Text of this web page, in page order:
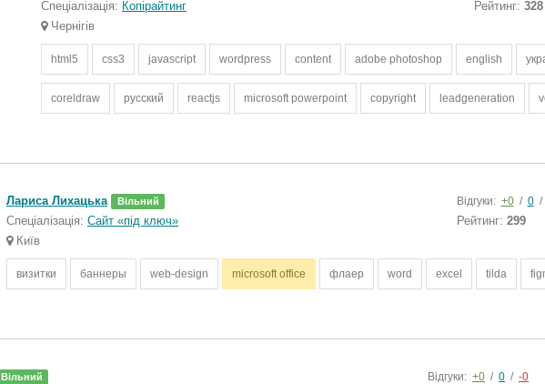
Спеціалізація: Копірайтинг
Чернігів
Рейтинг: 328
html5 css3 javascript wordpress content adobe photoshop english
coreldraw русский reactjs microsoft powerpoint copyright leadgeneration
Лариса Лихацька Вільний
Спеціалізація: Сайт «під ключ»
Київ
Відгуки: +0 / 0 /
Рейтинг: 299
визитки баннеры web-design microsoft office флаер word excel tilda
Вільний Відгуки: +0 / 0 / -0